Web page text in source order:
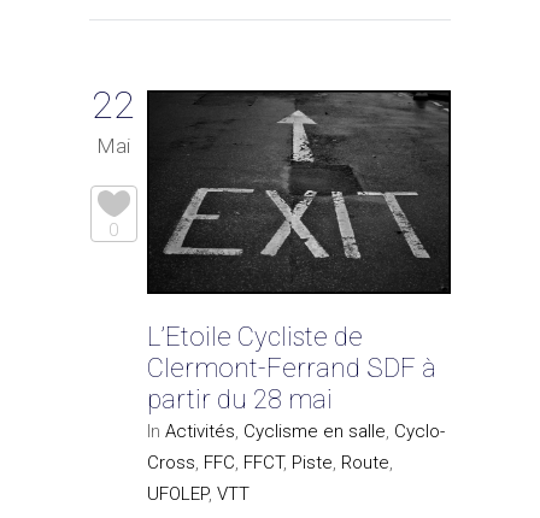
22
Mai
0
L’Etoile Cycliste de
Clermont-Ferrand SDF à
partir du 28 mai
In Activités, Cyclisme en salle, Cyclo-
Cross, FFC, FFCT, Piste, Route,
UFOLEP, VTT